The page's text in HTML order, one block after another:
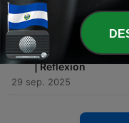
Reflexion
01 nov. 2025
67 - Pastor Vanston
| Reflexion
29 sep. 2025